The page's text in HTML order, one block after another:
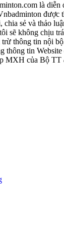
là diễn
được
sẻ và thảo
sẽ không chịu
thông tin nội
thông tin
MXH của Bộ TT